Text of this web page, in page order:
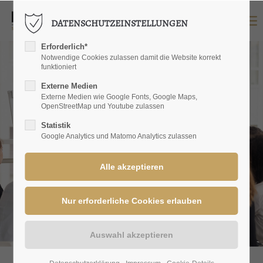
LOGIN
Benutzername
Passwort
Anmelden
|Lost your password?
SUPPORT
DATENSCHUTZEINSTELLUNGEN
Erforderlich*
Notwendige Cookies zulassen damit die Website korrekt
funktioniert
Externe Medien
Externe Medien wie Google Fonts, Google Maps,
OpenStreetMap und Youtube zulassen
Statistik
Google Analytics und Matomo Analytics zulassen